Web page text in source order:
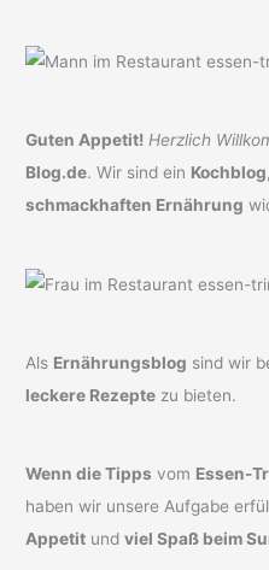
Guten Appetit! Herzlich
Blog.de. Wir sind ein Kochblog
schmackhaften Ernährung
Als Ernährungsblog sind wir
leckere Rezepte zu bieten.
Wenn die Tipps vom Essen-
haben wir unsere Aufgabe
Appetit undviel Spaß beim